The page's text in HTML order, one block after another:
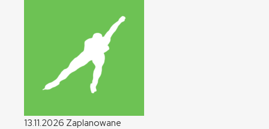
13.11.2026 Zaplanowane